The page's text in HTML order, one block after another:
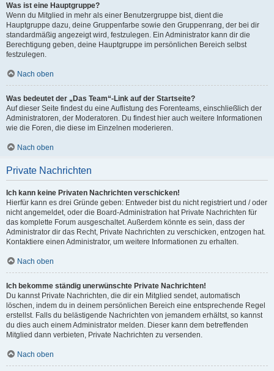
Was ist eine Hauptgruppe?
Wenn du Mitglied in mehr als einer Benutzergruppe bist, dient die
Hauptgruppe dazu, deine Gruppenfarbe sowie den Gruppenrang, der bei dir
standardmäßig angezeigt wird, festzulegen. Ein Administrator kann dir die
Berechtigung geben, deine Hauptgruppe im persönlichen Bereich selbst
festzulegen.
Nach oben
Was bedeutet der „Das Team“-Link auf der Startseite?
Auf dieser Seite findest du eine Auflistung des Forenteams, einschließlich der
Administratoren, der Moderatoren. Du findest hier auch weitere Informationen
wie die Foren, die diese im Einzelnen moderieren.
Nach oben
Private Nachrichten
Ich kann keine Privaten Nachrichten verschicken!
Hierfür kann es drei Gründe geben: Entweder bist du nicht registriert und / oder
nicht angemeldet, oder die Board-Administration hat Private Nachrichten für
das komplette Forum ausgeschaltet. Außerdem könnte es sein, dass der
Administrator dir das Recht, Private Nachrichten zu verschicken, entzogen hat.
Kontaktiere einen Administrator, um weitere Informationen zu erhalten.
Nach oben
Ich bekomme ständig unerwünschte Private Nachrichten!
Du kannst Private Nachrichten, die dir ein Mitglied sendet, automatisch
löschen, indem du in deinem persönlichen Bereich eine entsprechende Regel
erstellst. Falls du belästigende Nachrichten von jemandem erhältst, so kannst
du dies auch einem Administrator melden. Dieser kann dem betreffenden
Mitglied dann verbieten, Private Nachrichten zu versenden.
Nach oben